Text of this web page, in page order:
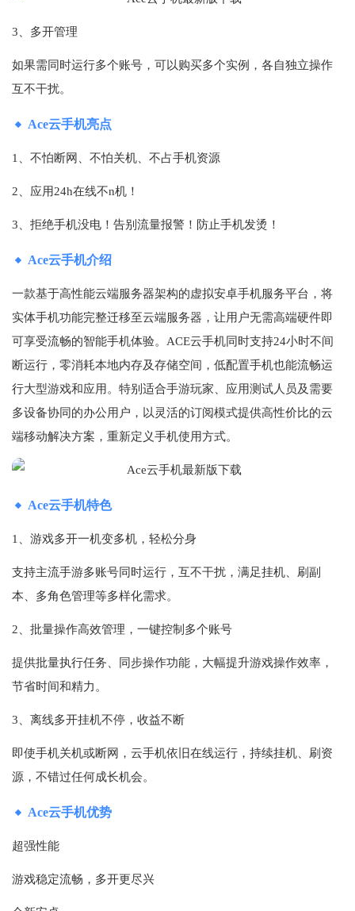
3、多开管理
如果需同时运行多个账号，可以购买多个实例，各自独立操作
互不干扰。
Ace云手机亮点
1、不怕断网、不怕关机、不占手机资源
2、应用24h在线不n机！
3、拒绝手机没电！告别流量报警！防止手机发烫！
Ace云手机介绍
一款基于高性能云端服务器架构的虚拟安卓手机服务平台，将
实体手机功能完整迁移至云端服务器，让用户无需高端硬件即
可享受流畅的智能手机体验。ACE云手机同时支持24小时不间
断运行，零消耗本地内存及存储空间，低配置手机也能流畅运
行大型游戏和应用。特别适合手游玩家、应用测试人员及需要
多设备协同的办公用户，以灵活的订阅模式提供高性价比的云
端移动解决方案，重新定义手机使用方式。
Ace云手机特色
1、游戏多开一机变多机，轻松分身
支持主流手游多账号同时运行，互不干扰，满足挂机、刷副
本、多角色管理等多样化需求。
2、批量操作高效管理，一键控制多个账号
提供批量执行任务、同步操作功能，大幅提升游戏操作效率，
节省时间和精力。
3、离线多开挂机不停，收益不断
即使手机关机或断网，云手机依旧在线运行，持续挂机、刷资
源，不错过任何成长机会。
Ace云手机优势
超强性能
游戏稳定流畅，多开更尽兴